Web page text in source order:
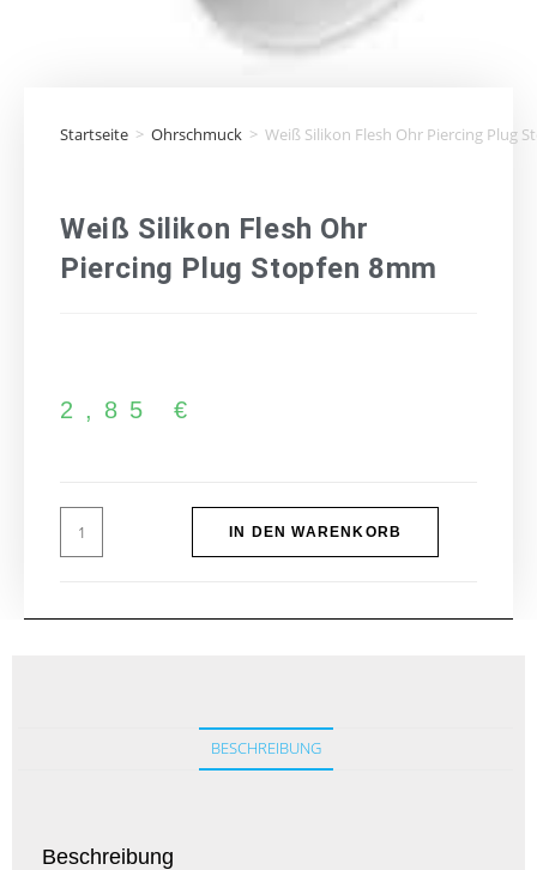
Startseite > Ohrschmuck > Weiß Silikon Flesh Ohr Piercing Plug
Weiß Silikon Flesh Ohr
Piercing Plug Stopfen 8mm
2,85 €
IN DEN WARENKORB
BESCHREIBUNG
Beschreibung